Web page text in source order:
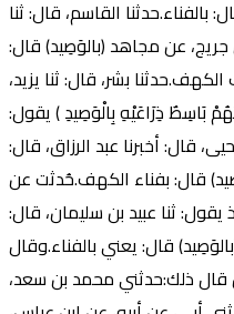
القاسم، قال: ثنا
عن مجاهد (بالوَصِيد) قال:
بشر، قال: ثنا يزيد،
بَاسِطٌ ذِرَاعَيْهِ بِالْوَصِيدِ ) يقول:
قال: أخبرنا عبد الرزاق، قال:
قال: بفناء الكهف.حُدثت عن
ثنا عبيد بن سليمان، قال:
قال: يعني بالفناء.وقال
قال ذلك:حدثني محمد بن سعد،